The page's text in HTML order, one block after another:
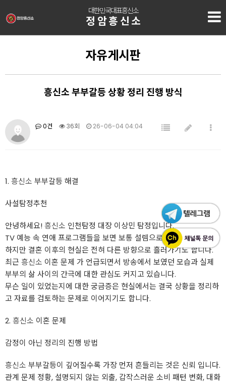
대한민국대표흥신소
정암흥신소
자유게시판
흥신소 부부갈등 상황 정리 진행 방식
0건 36회 26-06-04 04:04
1. 흥신소 부부갈등 해결
사설탐정추천
안녕하세요! 흥신소 인천탐정 대장 이상민 탐정입니다.
TV 예능 속 연애 프로그램들을 보면 보통 설렘으로 시작합니다.
하지만 결혼 이후의 현실은 전혀 다른 방향으로 흘러가기도 합니다.
최근 흥신소 이혼 문제 가 언급되면서 방송에서 보였던 모습과 실제
부부의 삶 사이의 간극에 대한 관심도 커지고 있습니다.
무슨 일이 있었는지에 대한 궁금증은 현실에서는 결국 상황을 정리하
고 자료를 검토하는 문제로 이어지기도 합니다.
2. 흥신소 이혼 문제
감정이 아닌 정리의 진행 방법
흥신소 부부갈등이 깊어질수록 가장 먼저 흔들리는 것은 신뢰 입니다.
관계 문제 정황, 설명되지 않는 외출, 갑작스러운 소비 패턴 변화, 대화